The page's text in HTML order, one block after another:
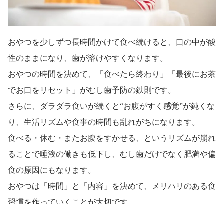
おやつを少しずつ長時間かけて食べ続けると、口の中が酸
性のままになり、歯が溶けやすくなります。
おやつの時間を決めて、「食べたら終わり」「最後にお茶
でお口をリセット」がむし歯予防の鉄則です。
さらに、ダラダラ食いが続くと“お腹がすく感覚”が鈍くな
り、生活リズムや食事の時間も乱れがちになります。
食べる・休む・またお腹をすかせる、というリズムが崩れ
ることで唾液の働きも低下し、むし歯だけでなく肥満や偏
食の原因にもなります。
おやつは「時間」と「内容」を決めて、メリハリのある食